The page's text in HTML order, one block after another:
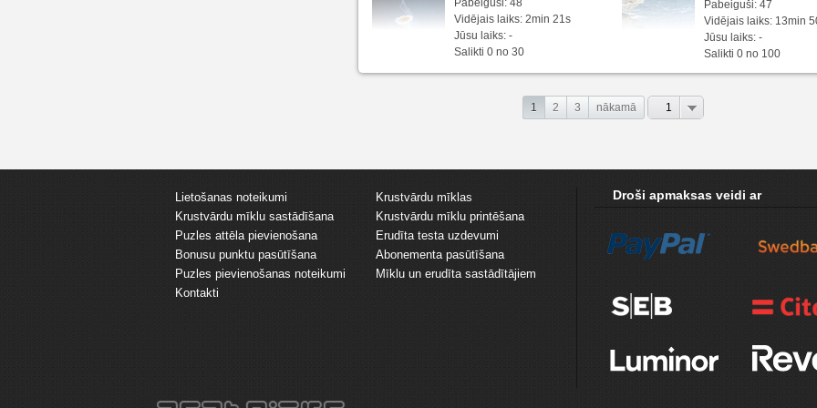
Pabeiguši: 48
Vidējais laiks: 2min 21s
Jūsu laiks: -
Salikti 0 no 30
Pabeiguši: 47
Vidējais laiks: 13min
Jūsu laiks: -
Salikti 0 no 100
1 2 3 nākamā 1
Lietošanas noteikumi
Krustvārdu mīklas
Krustvārdu mīklu sastādīšana
Krustvārdu mīklu printēšana
Puzles attēla pievienošana
Erudīta testa uzdevumi
Bonusu punktu pasūtīšana
Abonementa pasūtīšana
Puzles pievienošanas noteikumi
Mīklu un erudīta sastādītājiem
Kontakti
Droši apmaksas veidi ar